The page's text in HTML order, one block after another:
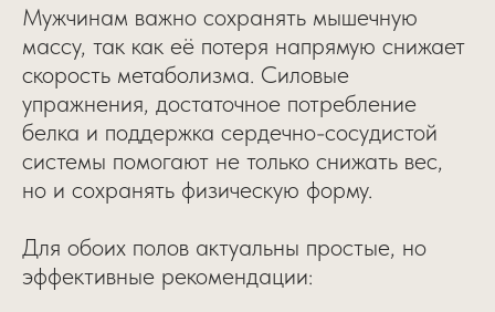
Мужчинам важно сохранять мышечную
массу, так как её потеря напрямую снижает
скорость метаболизма. Силовые
упражнения, достаточное потребление
белка и поддержка сердечно-сосудистой
системы помогают не только снижать вес,
но и сохранять физическую форму.
Для обоих полов актуальны простые, но
эффективные рекомендации: